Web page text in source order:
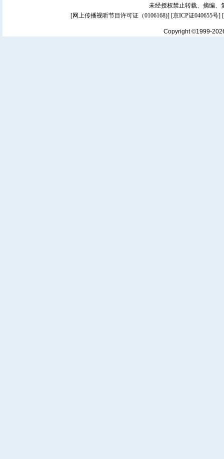
未经授权禁止转载、摘编、
[网上传播视听节目许可证（0106168)] [京ICP证040655号]
Copyright ©1999-